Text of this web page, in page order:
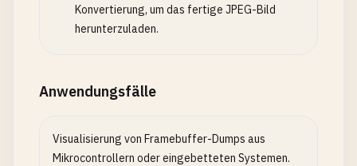
Konvertierung, um das fertige JPEG-Bild
herunterzuladen.
Anwendungsfälle
Visualisierung von Framebuffer-Dumps aus
Mikrocontrollern oder eingebetteten Systemen.